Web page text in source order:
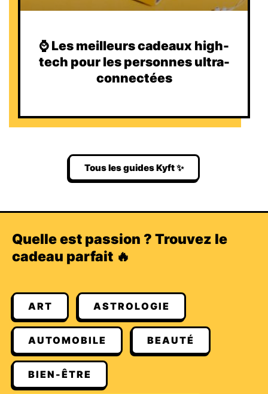
⌚️ Les meilleurs cadeaux high-
tech pour les personnes ultra-
connectées
Tous les guides Kyft ✨
Quelle est passion ? Trouvez le
cadeau parfait 🔥
ART ASTROLOGIE
AUTOMOBILE BEAUTÉ
BIEN-ÊTRE